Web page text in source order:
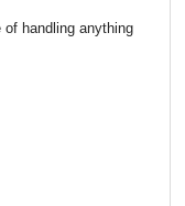
handling anything